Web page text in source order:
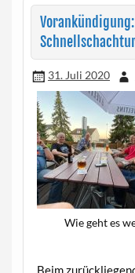
31. Juli 2020
Wie geht es
Beim